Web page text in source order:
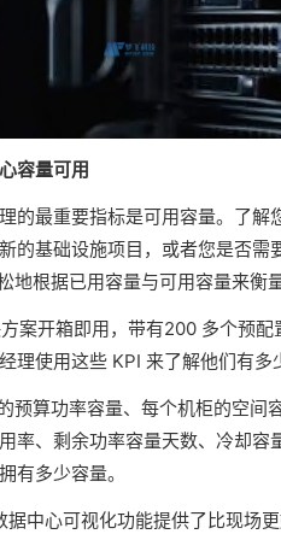
容量可用
的最重要指标是可用容量。了
的基础设施项目，或者您是否
地根据已用容量与可用容量来衡
案开箱即用，带有200 多个预
理使用这些 KPI 来了解他们有多
预算功率容量、每个机柜的空
率、剩余功率容量天数、冷却
有多少容量。
中心可视化功能提供了比现场